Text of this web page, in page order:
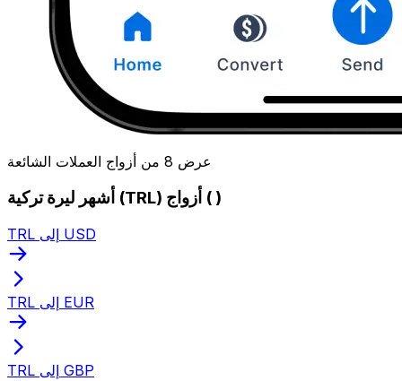
عرض 8 من أزواج العملات الشائعة
أشهر ليرة تركية (TRL) أزواج ( )
TRL إلى USD
TRL إلى EUR
TRL إلى GBP